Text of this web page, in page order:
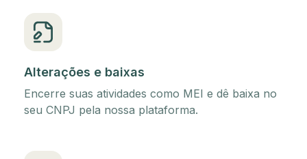
Alterações e baixas
Encerre suas atividades como MEI e dê baixa no
seu CNPJ pela nossa plataforma.